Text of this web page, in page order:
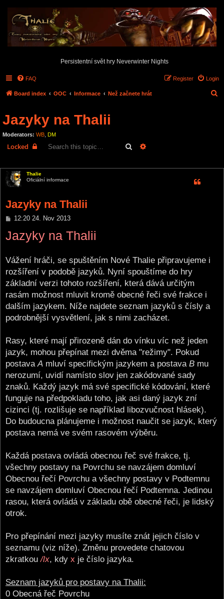
Persistentní svět hry Neverwinter Nights
FAQ Login
Register
Board index OOC Informace Než začnete hrát
Jazyky na Thalii
Moderators: WB DM
Locked Search
Thalie
Oficiální informace
Jazyky na Thalii
P
s
t
12:20 24. Nov 2013
Jazyky na Thalii
Vážení hráči, se spuštěním Nové Thalie připravujeme i
rozšíření v podobě jazyků. Nyní spouštíme do hry
základní verzi tohoto rozšíření, která dává určitým
rasám možnost mluvit kromě obecné řeči své frakce i
dalším jazykem. Níže najdete seznam jazyků s čísly a
podrobnější vysvětlení, jak s nimi zacházet.
Rasy, které mají přirozeně dán do vínku víc než jeden
jazyk, mohou přepínat mezi dvěma "režimy". Pokud
postava A mluví specifickým jazykem a postava B mu
nerozumí, uvidí namísto slov jen zakódované sady
znaků. Každý jazyk má své specifické kódování, které
funguje na předpokladu toho, jak asi daný jazyk zní
cizinci (tj. rozlišuje se například libozvučnost hlásek).
Do budoucna plánujeme i možnost naučit se jazyk, který
postava nemá ve svém rasovém výběru.
Každá postava ovládá obecnou řeč své frakce, tj.
všechny postavy na Povrchu se navzájem domluví
Obecnou řečí Povrchu a všechny postavy v Podtemnu
se navzájem domluví Obecnou řečí Podtemna. Jedinou
rasou, která ovládá v základu obě obecné řeči, je lidský
otrok.
Pro přepínání mezi jazyky musíte znát jejich číslo v
seznamu (viz níže). Změnu provedete chatovou
zkratkou/lx, kdy x je číslo jazyka.
Seznam jazyků pro postavy na Thalii:
0 Obecná řeč Povrchu